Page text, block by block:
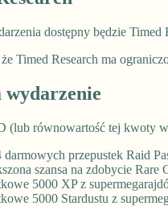
dostępny będzie
Timed Research ma
wydarzenie
(lub równowartość tej kwoty
darmowych przepustek Raid
szansa na zdobycie
5000 XP z
5000 Stardustu z